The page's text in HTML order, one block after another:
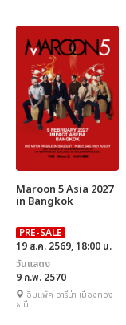
Maroon 5 Asia 2027
in Bangkok
PRE-SALE
19 ส.ค. 2569, 18:00 น.
วันแสดง
9 ก.พ. 2570
อิมแพ็ค อารีน่า เมืองทอง
ธานี